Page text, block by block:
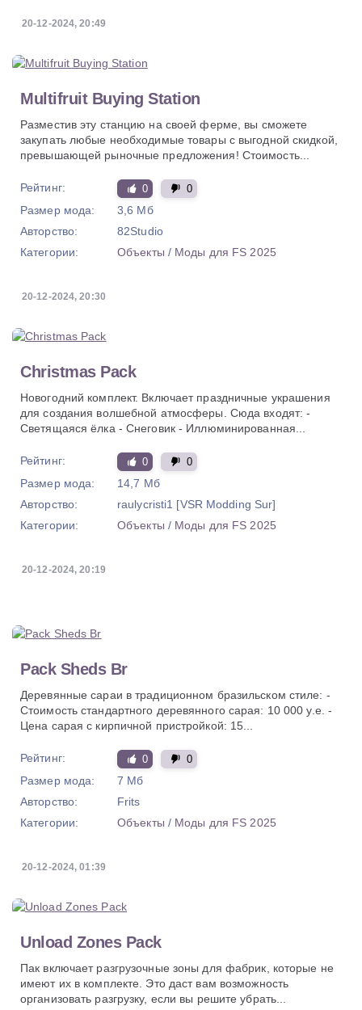
20-12-2024, 20:49
Multifruit Buying Station
Разместив эту станцию на своей ферме, вы сможете
закупать любые необходимые товары с выгодной скидкой,
превышающей рыночные предложения! Стоимость...
Рейтинг: 0 0
Размер мода:
3,6 Мб
Авторство:
82Studio
Категории:
Объекты / Моды для FS 2025
20-12-2024, 20:30
Christmas Pack
Новогодний комплект. Включает праздничные украшения
для создания волшебной атмосферы. Сюда входят: -
Светящаяся ёлка - Снеговик - Иллюминированная...
Рейтинг: 0 0
Размер мода:
14,7 Мб
Авторство:
raulycristi1 [VSR Modding Sur]
Категории:
Объекты / Моды для FS 2025
20-12-2024, 20:19
Pack Sheds Br
Деревянные сараи в традиционном бразильском стиле: -
Стоимость стандартного деревянного сарая: 10 000 у.е. -
Цена сарая с кирпичной пристройкой: 15...
Рейтинг: 0 0
Размер мода:
7 Мб
Авторство:
Frits
Категории:
Объекты / Моды для FS 2025
20-12-2024, 01:39
Unload Zones Pack
Пак включает разгрузочные зоны для фабрик, которые не
имеют их в комплекте. Это даст вам возможность
организовать разгрузку, если вы решите убрать...